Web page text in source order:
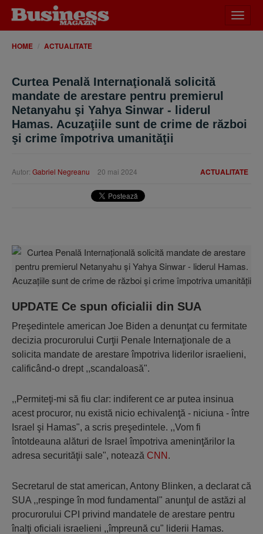
meniu
HOME ACTUALITATE
Curtea Penală Internaţională solicită
mandate de arestare pentru premierul
Netanyahu şi Yahya Sinwar - liderul
Hamas. Acuzaţiile sunt de crime de război
şi crime împotriva umanităţii
ACTUALITATE
Autor: Gabriel Negreanu 20 mai 2024
UPDATE Ce spun oficialii din SUA
Preşedintele american Joe Biden a denunţat cu fermitate
decizia procurorului Curţii Penale Internaţionale de a
solicita mandate de arestare împotriva liderilor israelieni,
calificând-o drept ,,scandaloasă".
,,Permiteţi-mi să fiu clar: indiferent ce ar putea insinua
acest procuror, nu există nicio echivalenţă - niciuna - între
Israel şi Hamas", a scris preşedintele. ,,Vom fi
întotdeauna alături de Israel împotriva ameninţărilor la
adresa securităţii sale", notează CNN .
Secretarul de stat american, Antony Blinken, a declarat că
SUA ,,respinge în mod fundamental" anunţul de astăzi al
procurorului CPI privind mandatele de arestare pentru
înalţi oficiali israelieni ,,împreună cu" liderii Hamas.